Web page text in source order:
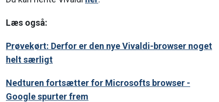
Læs også:
Prøvekørt: Derfor er den nye Vivaldi-browser noget
helt særligt
Nedturen fortsætter for Microsofts browser -
Google spurter frem